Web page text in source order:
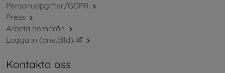
Personuppgifter/GDPR
Press
Arbeta hemifrån
Logga in (anställd)
Länk till annan webbplats, öppnas i nytt
Kontakta oss